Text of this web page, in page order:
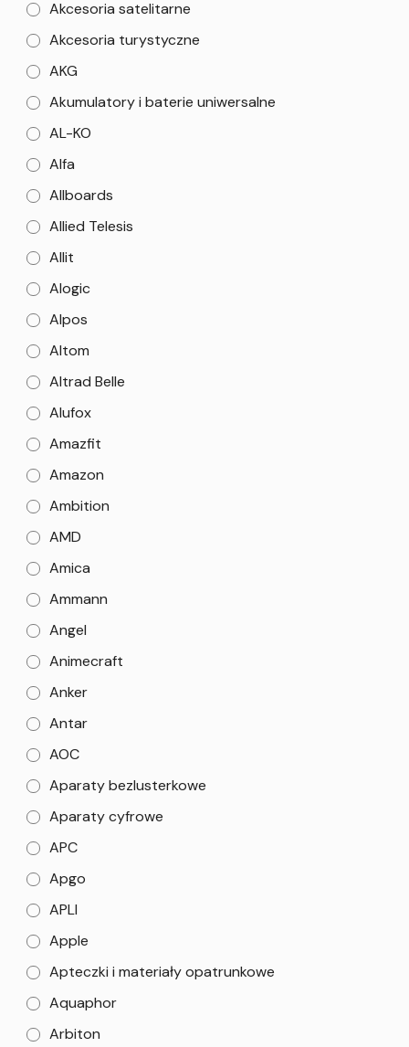
Akcesoria satelitarne
Akcesoria turystyczne
AKG
Akumulatory i baterie uniwersalne
AL-KO
Alfa
Allboards
Allied Telesis
Allit
Alogic
Alpos
Altom
Altrad Belle
Alufox
Amazfit
Amazon
Ambition
AMD
Amica
Ammann
Angel
Animecraft
Anker
Antar
AOC
Aparaty bezlusterkowe
Aparaty cyfrowe
APC
Apgo
APLI
Apple
Apteczki i materiały opatrunkowe
Aquaphor
Arbiton